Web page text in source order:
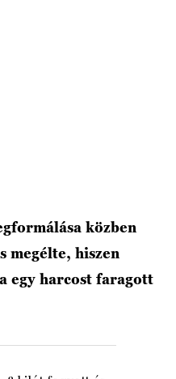
közben
megélte, hiszen
egy harcost faragott